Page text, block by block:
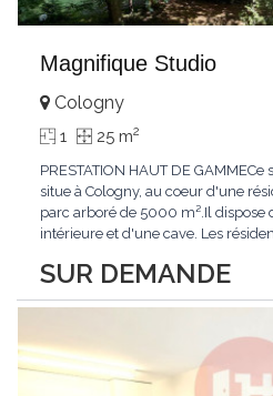
Magnifique Studio
SUR DEMANDE
Cologny
1 25 m2
PRESTATION HAUT DE
situe à Cologny, au coeur d'une
parc arboré de 5000 m².Il dispose
intérieure et d'une cave. Les
vélos et d'une salle de
par la route de...